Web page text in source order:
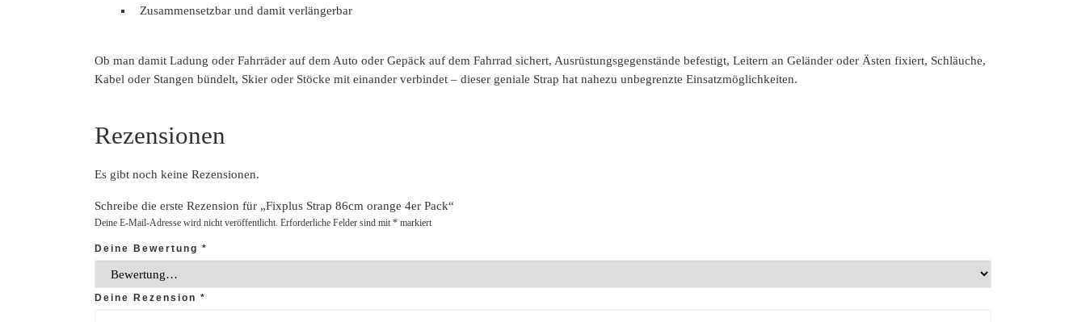
Zusammensetzbar und damit verlängerbar
Ob man damit Ladung oder Fahrräder auf dem Auto oder Gepäck auf dem Fahrrad sichert, Ausrüstungsgegenstände befestigt, Leitern an Geländer oder Ästen fixiert, Schläuche,
Kabel oder Stangen bündelt, Skier oder Stöcke mit einander verbindet – dieser geniale Strap hat nahezu unbegrenzte Einsatzmöglichkeiten.
Rezensionen
Es gibt noch keine Rezensionen.
Schreibe die erste Rezension für „Fixplus Strap 86cm orange 4er Pack“
Deine E-Mail-Adresse wird nicht veröffentlicht. Erforderliche Felder sind mit * markiert
Deine Bewertung *
Deine Rezension *